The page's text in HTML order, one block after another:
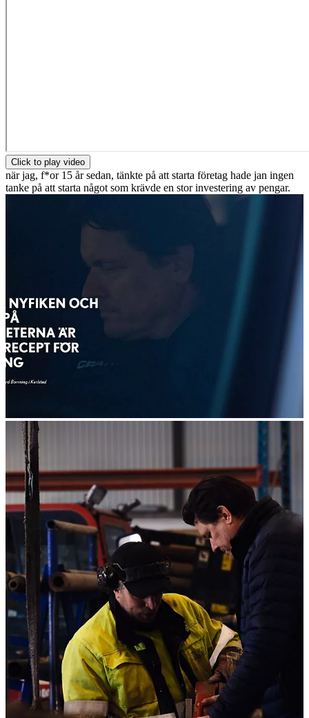
Click to play video
när jag, f*or 15 år sedan, tänkte på att starta företag hade jan ingen
tanke på att starta något som krävde en stor investering av pengar.